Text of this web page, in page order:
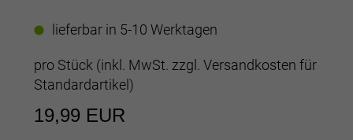
lieferbar in 5-10 Werktagen
pro Stück (inkl. MwSt. zzgl. Versandkosten für
Standardartikel)
19,99 EUR